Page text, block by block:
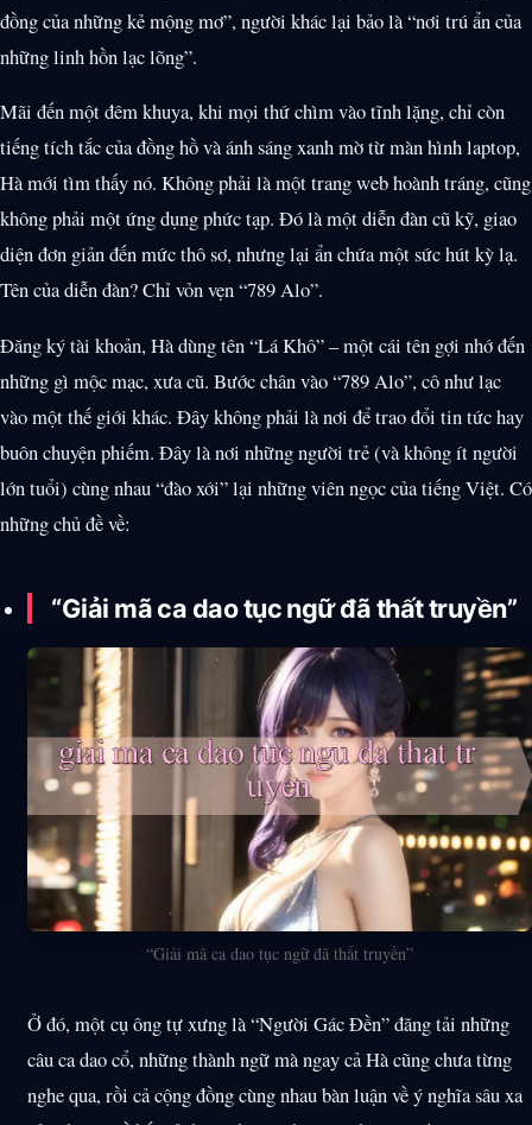
đồng của những kẻ mộng mơ”, người khác lại bảo là “nơi trú ẩn của
những linh hồn lạc lõng”.
Mãi đến một đêm khuya, khi mọi thứ chìm vào tĩnh lặng, chỉ còn
tiếng tích tắc của đồng hồ và ánh sáng xanh mờ từ màn hình laptop,
Hà mới tìm thấy nó. Không phải là một trang web hoành tráng, cũng
không phải một ứng dụng phức tạp. Đó là một diễn đàn cũ kỹ, giao
diện đơn giản đến mức thô sơ, nhưng lại ẩn chứa một sức hút kỳ lạ.
Tên của diễn đàn? Chỉ vỏn vẹn “789 Alo”.
Đăng ký tài khoản, Hà dùng tên “Lá Khô” – một cái tên gợi nhớ đến
những gì mộc mạc, xưa cũ. Bước chân vào “789 Alo”, cô như lạc
vào một thế giới khác. Đây không phải là nơi để trao đổi tin tức hay
buôn chuyện phiếm. Đây là nơi những người trẻ (và không ít người
lớn tuổi) cùng nhau “đào xới” lại những viên ngọc của tiếng Việt. Có
những chủ đề về:
“Giải mã ca dao tục ngữ đã thất truyền”
“Giải mã ca dao tục ngữ đã thất truyền”
Ở đó, một cụ ông tự xưng là “Người Gác Đền” đăng tải những
câu ca dao cổ, những thành ngữ mà ngay cả Hà cũng chưa từng
nghe qua, rồi cả cộng đồng cùng nhau bàn luận về ý nghĩa sâu xa